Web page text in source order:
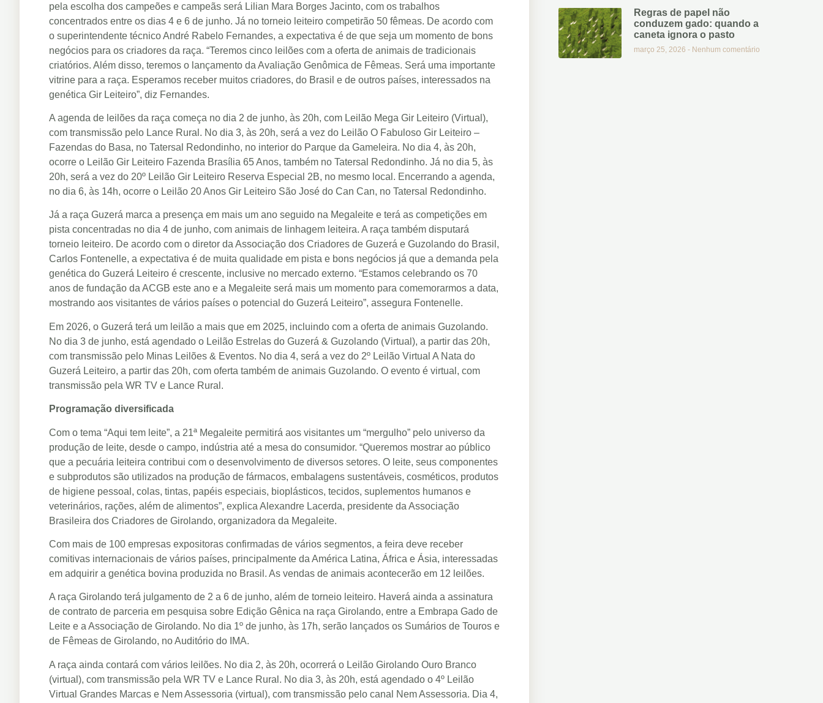
pela escolha dos campeões e campeãs será Lilian Mara Borges Jacinto, com os trabalhos
concentrados entre os dias 4 e 6 de junho. Já no torneio leiteiro competirão 50 fêmeas. De acordo com
o superintendente técnico André Rabelo Fernandes, a expectativa é de que seja um momento de bons
negócios para os criadores da raça. “Teremos cinco leilões com a oferta de animais de tradicionais
criatórios. Além disso, teremos o lançamento da Avaliação Genômica de Fêmeas. Será uma importante
vitrine para a raça. Esperamos receber muitos criadores, do Brasil e de outros países, interessados na
genética Gir Leiteiro”, diz Fernandes.
A agenda de leilões da raça começa no dia 2 de junho, às 20h, com Leilão Mega Gir Leiteiro (Virtual),
com transmissão pelo Lance Rural. No dia 3, às 20h, será a vez do Leilão O Fabuloso Gir Leiteiro –
Fazendas do Basa, no Tatersal Redondinho, no interior do Parque da Gameleira. No dia 4, às 20h,
ocorre o Leilão Gir Leiteiro Fazenda Brasília 65 Anos, também no Tatersal Redondinho. Já no dia 5, às
20h, será a vez do 20º Leilão Gir Leiteiro Reserva Especial 2B, no mesmo local. Encerrando a agenda,
no dia 6, às 14h, ocorre o Leilão 20 Anos Gir Leiteiro São José do Can Can, no Tatersal Redondinho.
Já a raça Guzerá marca a presença em mais um ano seguido na Megaleite e terá as competições em
pista concentradas no dia 4 de junho, com animais de linhagem leiteira. A raça também disputará
torneio leiteiro. De acordo com o diretor da Associação dos Criadores de Guzerá e Guzolando do Brasil,
Carlos Fontenelle, a expectativa é de muita qualidade em pista e bons negócios já que a demanda pela
genética do Guzerá Leiteiro é crescente, inclusive no mercado externo. “Estamos celebrando os 70
anos de fundação da ACGB este ano e a Megaleite será mais um momento para comemorarmos a data,
mostrando aos visitantes de vários países o potencial do Guzerá Leiteiro”, assegura Fontenelle.
Em 2026, o Guzerá terá um leilão a mais que em 2025, incluindo com a oferta de animais Guzolando.
No dia 3 de junho, está agendado o Leilão Estrelas do Guzerá & Guzolando (Virtual), a partir das 20h,
com transmissão pelo Minas Leilões & Eventos. No dia 4, será a vez do 2º Leilão Virtual A Nata do
Guzerá Leiteiro, a partir das 20h, com oferta também de animais Guzolando. O evento é virtual, com
transmissão pela WR TV e Lance Rural.
Programação diversificada
Com o tema “Aqui tem leite”, a 21ª Megaleite permitirá aos visitantes um “mergulho” pelo universo da
produção de leite, desde o campo, indústria até a mesa do consumidor. “Queremos mostrar ao público
que a pecuária leiteira contribui com o desenvolvimento de diversos setores. O leite, seus componentes
e subprodutos são utilizados na produção de fármacos, embalagens sustentáveis, cosméticos, produtos
de higiene pessoal, colas, tintas, papéis especiais, bioplásticos, tecidos, suplementos humanos e
veterinários, rações, além de alimentos”, explica Alexandre Lacerda, presidente da Associação
Brasileira dos Criadores de Girolando, organizadora da Megaleite.
Com mais de 100 empresas expositoras confirmadas de vários segmentos, a feira deve receber
comitivas internacionais de vários países, principalmente da América Latina, África e Ásia, interessadas
em adquirir a genética bovina produzida no Brasil. As vendas de animais acontecerão em 12 leilões.
A raça Girolando terá julgamento de 2 a 6 de junho, além de torneio leiteiro. Haverá ainda a assinatura
de contrato de parceria em pesquisa sobre Edição Gênica na raça Girolando, entre a Embrapa Gado de
Leite e a Associação de Girolando. No dia 1º de junho, às 17h, serão lançados os Sumários de Touros e
de Fêmeas de Girolando, no Auditório do IMA.
A raça ainda contará com vários leilões. No dia 2, às 20h, ocorrerá o Leilão Girolando Ouro Branco
(virtual), com transmissão pela WR TV e Lance Rural. No dia 3, às 20h, está agendado o 4º Leilão
Virtual Grandes Marcas e Nem Assessoria (virtual), com transmissão pelo canal Nem Assessoria. Dia 4,
Regras de papel não
conduzem gado: quando a
caneta ignora o pasto
março 25, 2026 Nenhum comentário